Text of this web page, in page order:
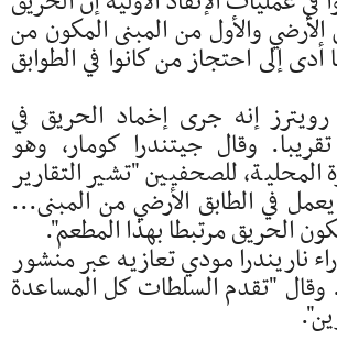
الأرضي والأول من المبنى المكون من
إلى احتجاز من كانوا في الطوابق
إنه جرى إخماد الحريق في
وقال جيتندرا كومار، وهو
المحلية، للصحفيين "تشير التقارير
في الطابق الأرضي من المبنى...
الحريق مرتبطا بهذا المطعم".
ناريندرا مودي تعازيه عبر منشور
"تقدم ⁠السلطات كل المساعدة